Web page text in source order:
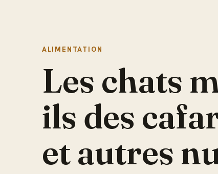
ALIMENTATION
Les chats
ils des
et autres